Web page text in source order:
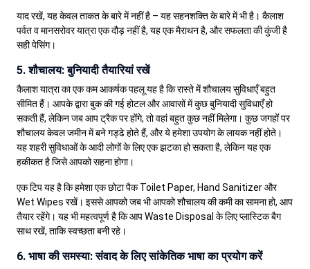
याद रखें, यह केवल ताकत के बारे में नहीं है – यह सहनशक्ति के बारे में भी है। कैलाश
पर्वत व मानसरोवर यात्रा एक दौड़ नहीं है, यह एक मैराथन है, और सफलता की कुंजी है
सही पेसिंग।
5. शौचालय: बुनियादी तैयारियां रखें
कैलाश यात्रा का एक कम आकर्षक पहलू यह है कि रास्ते में शौचालय सुविधाएँ बहुत
सीमित हैं। आपके द्वारा बुक की गई होटल और आवासों में कुछ बुनियादी सुविधाएँ हो
सकती हैं, लेकिन जब आप ट्रैक पर होंगे, तो वहां बहुत कुछ नहीं मिलेगा। कुछ जगहों पर
शौचालय केवल जमीन में बने गड्ढे होते हैं, और ये हमेशा उपयोग के लायक नहीं होते।
यह शहरी सुविधाओं के आदी लोगों के लिए एक झटका हो सकता है, लेकिन यह एक
हकीकत है जिसे आपको सहना होगा।
एक टिप यह है कि हमेशा एक छोटा पैक Toilet Paper, Hand Sanitizer और
Wet Wipes रखें। इससे आपको जब भी आपको शौचालय की कमी का सामना हो, आप
तैयार रहेंगे। यह भी महत्वपूर्ण है कि आप Waste Disposal के लिए प्लास्टिक बैग
साथ रखें, ताकि स्वच्छता बनी रहे।
6. भाषा की समस्या: संवाद के लिए सांकेतिक भाषा का प्रयोग करें